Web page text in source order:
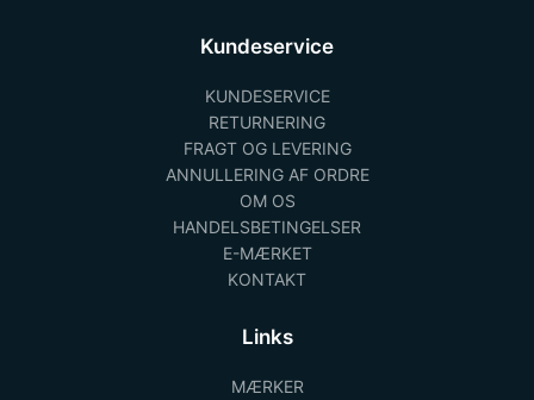
Kundeservice
KUNDESERVICE
RETURNERING
FRAGT OG LEVERING
ANNULLERING AF ORDRE
OM OS
HANDELSBETINGELSER
E-MÆRKET
KONTAKT
Links
MÆRKER